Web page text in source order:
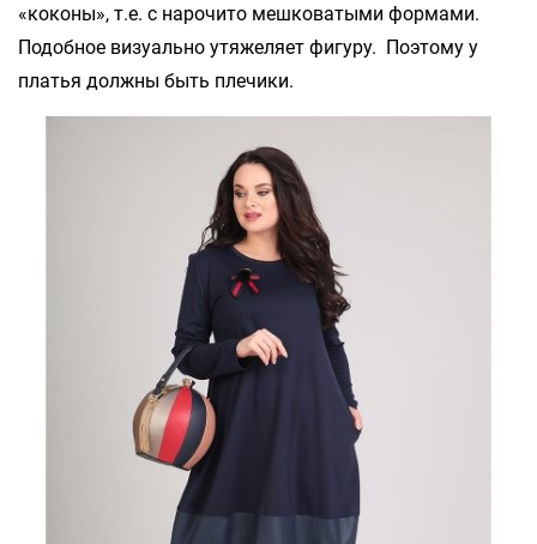
«коконы», т.е. с нарочито мешковатыми формами.
Подобное визуально утяжеляет фигуру. Поэтому у
платья должны быть плечики.